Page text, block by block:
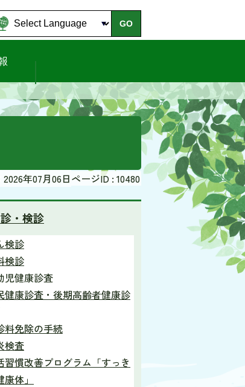
GO
年07月06日ページID : 10480
・検診
検診
検診
児健康診査
健康診査・後期高齢者健康診
料免除の手続
検査
習慣改善プログラム「すっき
康体」